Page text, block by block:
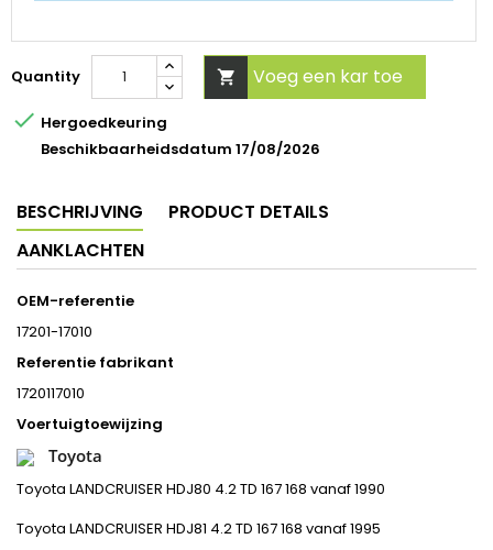
Quantity  Voeg een kar toe
 Hergoedkeuring
Beschikbaarheidsdatum 17/08/2026
BESCHRIJVING
PRODUCT DETAILS
AANKLACHTEN
OEM-referentie
17201-17010
Referentie fabrikant
1720117010
Voertuigtoewijzing
Toyota
Toyota LANDCRUISER HDJ80 4.2 TD 167 168 vanaf 1990
Toyota LANDCRUISER HDJ81 4.2 TD 167 168 vanaf 1995